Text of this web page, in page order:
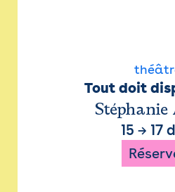
Tout doit
15 → 17